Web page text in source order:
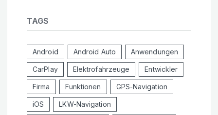
TAGS
Android Android Auto Anwendungen
CarPlay Elektrofahrzeuge Entwickler
Firma Funktionen GPS-Navigation
iOS LKW-Navigation